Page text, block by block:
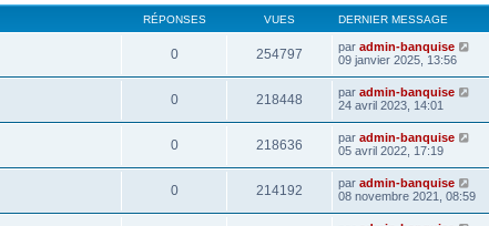
RÉPONSES VUES DERNIER MESSAGE
0 254797 par admin-banquise
09 janvier 2025, 13:56
0 218448 par admin-banquise
24 avril 2023, 14:01
0 218636 par admin-banquise
05 avril 2022, 17:19
0 214192 par admin-banquise
08 novembre 2021, 08:59